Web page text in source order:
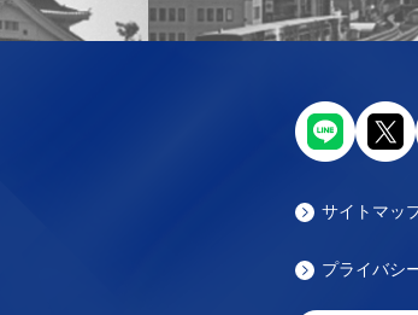
サイトマッ
プライバシ